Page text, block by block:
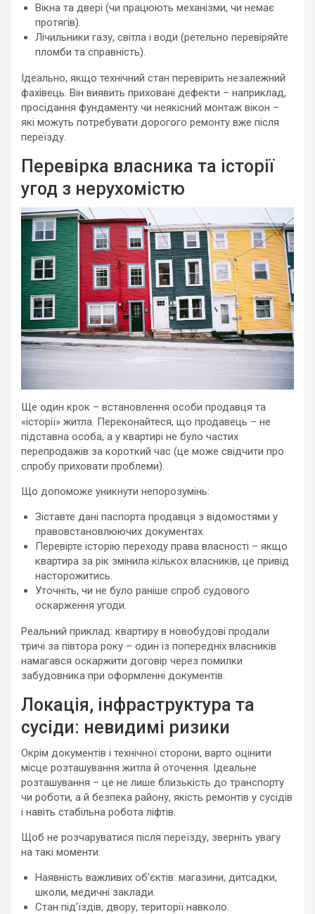
Вікна та двері (чи працюють механізми, чи немає
протягів).
Лічильники газу, світла і води (ретельно перевіряйте
пломби та справність).
Ідеально, якщо технічний стан перевірить незалежний
фахівець. Він виявить приховані дефекти – наприклад,
просідання фундаменту чи неякісний монтаж вікон –
які можуть потребувати дорогого ремонту вже після
переїзду.
Перевірка власника та історії
угод з нерухомістю
Ще один крок – встановлення особи продавця та
«історії» житла. Переконайтеся, що продавець – не
підставна особа, а у квартирі не було частих
перепродажів за короткий час (це може свідчити про
спробу приховати проблеми).
Що допоможе уникнути непорозумінь:
Зіставте дані паспорта продавця з відомостями у
правовстановлюючих документах.
Перевірте історію переходу права власності – якщо
квартира за рік змінила кількох власників, це привід
насторожитись.
Уточніть, чи не було раніше спроб судового
оскарження угоди.
Реальний приклад: квартиру в новобудові продали
тричі за півтора року – один із попередніх власників
намагався оскаржити договір через помилки
забудовника при оформленні документів.
Локація, інфраструктура та
сусіди: невидимі ризики
Окрім документів і технічної сторони, варто оцінити
місце розташування житла й оточення. Ідеальне
розташування – це не лише близькість до транспорту
чи роботи, а й безпека району, якість ремонтів у сусідів
і навіть стабільна робота ліфтів.
Щоб не розчаруватися після переїзду, зверніть увагу
на такі моменти:
Наявність важливих об’єктів: магазини, дитсадки,
школи, медичні заклади.
Стан під’їздів, двору, території навколо.